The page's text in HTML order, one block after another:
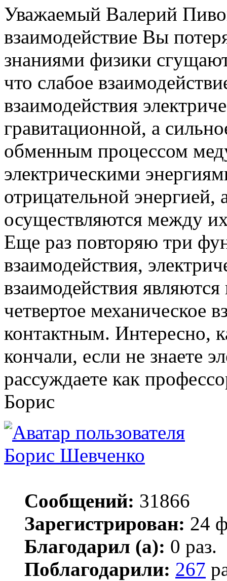
Уважаемый Валерий
взаимодействие Вы
знаниями физики
что слабое
взаимодействия
гравитационной, а
обменным процессом
электрическими
отрицательной энергией,
осуществляются между
Еще раз повторяю три
взаимодействия,
взаимодействия
четвертое механическое
контактным. Интересно,
кончали, если не знаете
рассуждаете как
Борис
Борис Шевченко
Сообщений: 31866
Зарегистрирован: 24
Благодарил (а): 0 раз.
Поблагодарили: 267